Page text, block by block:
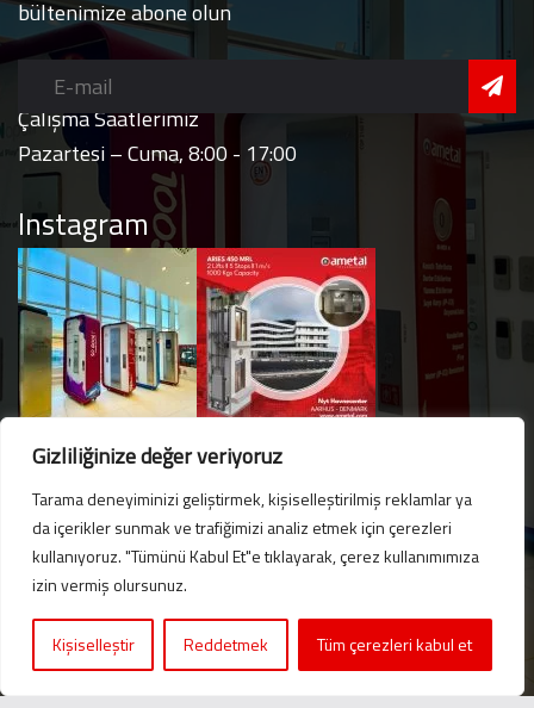
Gizliliğinize değer veriyoruz
Tarama deneyiminizi geliştirmek, kişiselleştirilmiş reklamlar ya
da içerikler sunmak ve trafiğimizi analiz etmek için çerezleri
kullanıyoruz. "Tümünü Kabul Et"e tıklayarak, çerez kullanımımıza
izin vermiş olursunuz.
Kişiselleştir Reddetmek Tüm çerezleri kabul et
bültenimize abone olun
Çalışma Saatlerimiz
Pazartesi – Cuma, 8:00 - 17:00
Instagram
Hello. Got questions?
Let's talk on WhatsApp!